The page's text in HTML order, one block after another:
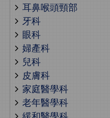
耳鼻喉頭頸部
牙科
眼科
婦產科
兒科
皮膚科
家庭醫學科
老年醫學科